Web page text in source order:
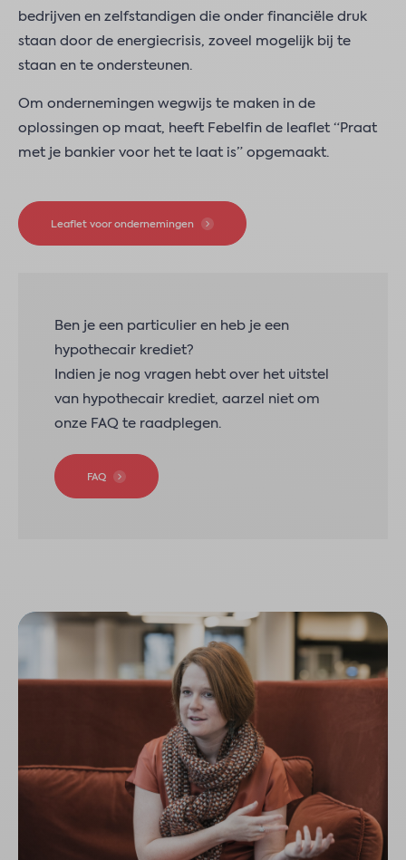
bedrijven en zelfstandigen die onder financiële druk
staan door de energiecrisis, zoveel mogelijk bij te
staan en te ondersteunen.
Om ondernemingen wegwijs te maken in de
oplossingen op maat, heeft Febelfin de leaflet “Praat
met je bankier voor het te laat is” opgemaakt.
Leaflet voor ondernemingen
Ben je een particulier en heb je een
hypothecair krediet?
Indien je nog vragen hebt over het uitstel
van hypothecair krediet, aarzel niet om
onze FAQ te raadplegen.
FAQ